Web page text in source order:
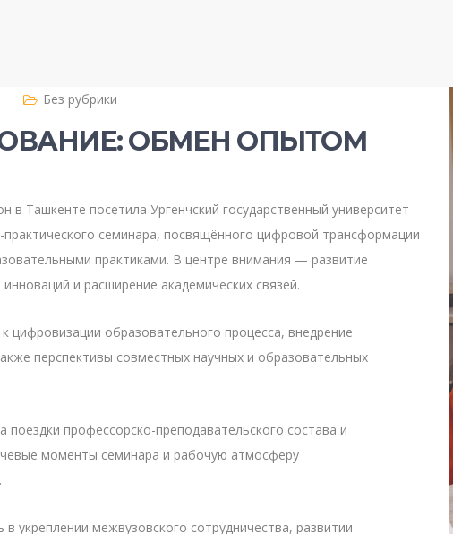
Без рубрики
ОБМЕН ОПЫТОМ
в Ташкенте посетила Ургенчский государственный университет
семинара, посвящённого цифровой трансформации
практиками. В центре внимания — развитие
и расширение академических связей.
цифровизации образовательного процесса, внедрение
перспективы совместных научных и образовательных
профессорско-преподавательского состава и
моменты семинара и рабочую атмосферу
укреплении межвузовского сотрудничества, развитии